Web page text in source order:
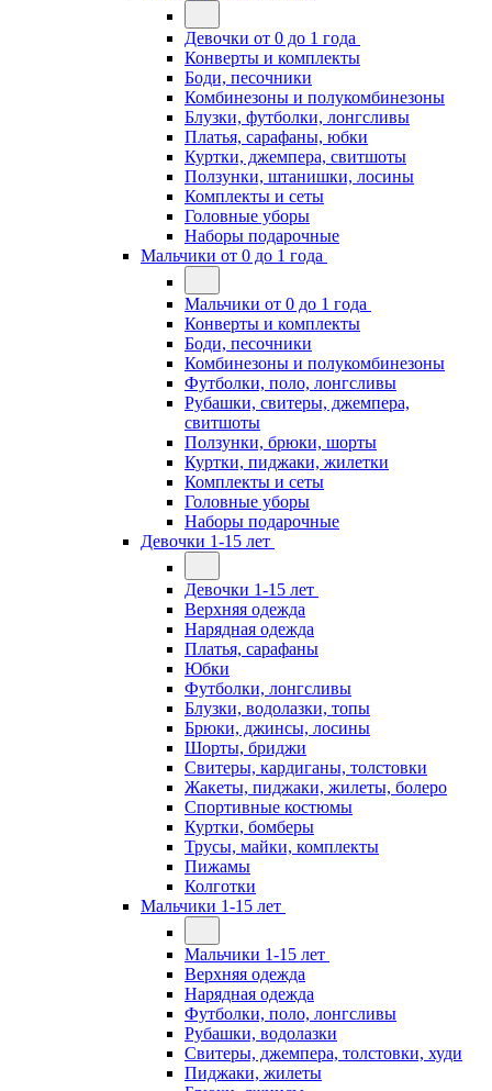
Девочки от 0 до 1 года
Конверты и комплекты
Боди, песочники
Комбинезоны и полукомбинезоны
Блузки, футболки, лонгсливы
Платья, сарафаны, юбки
Куртки, джемпера, свитшоты
Ползунки, штанишки, лосины
Комплекты и сеты
Головные уборы
Наборы подарочные
Мальчики от 0 до 1 года
Мальчики от 0 до 1 года
Конверты и комплекты
Боди, песочники
Комбинезоны и полукомбинезоны
Футболки, поло, лонгсливы
Рубашки, свитеры, джемпера,
свитшоты
Ползунки, брюки, шорты
Куртки, пиджаки, жилетки
Комплекты и сеты
Головные уборы
Наборы подарочные
Девочки 1-15 лет
Девочки 1-15 лет
Верхняя одежда
Нарядная одежда
Платья, сарафаны
Юбки
Футболки, лонгсливы
Блузки, водолазки, топы
Брюки, джинсы, лосины
Шорты, бриджи
Свитеры, кардиганы, толстовки
Жакеты, пиджаки, жилеты, болеро
Спортивные костюмы
Куртки, бомберы
Трусы, майки, комплекты
Пижамы
Колготки
Мальчики 1-15 лет
Мальчики 1-15 лет
Верхняя одежда
Нарядная одежда
Футболки, поло, лонгсливы
Рубашки, водолазки
Свитеры, джемпера, толстовки, худи
Пиджаки, жилеты